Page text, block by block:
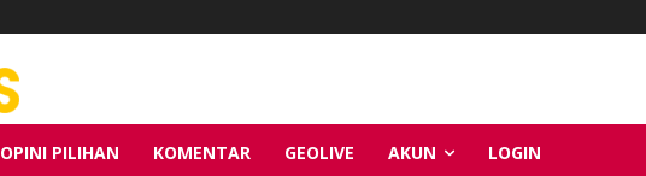
OPINI PILIHAN KOMENTAR GEOLIVE AKUN LOGIN